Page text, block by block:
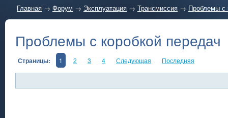
Главная → Форум → Эксплуатация → Трансмиссия → Проблемы с
Проблемы с коробкой передач
Страницы: 1 2 3 4 Следующая Последняя